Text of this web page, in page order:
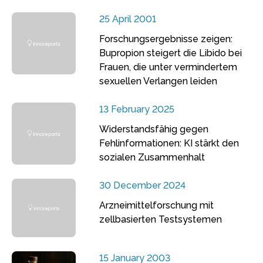
25 April 2001
Forschungsergebnisse zeigen:
Bupropion steigert die Libido bei
Frauen, die unter vermindertem
sexuellen Verlangen leiden
13 February 2025
Widerstandsfähig gegen
Fehlinformationen: KI stärkt den
sozialen Zusammenhalt
30 December 2024
Arzneimittelforschung mit
zellbasierten Testsystemen
15 January 2003